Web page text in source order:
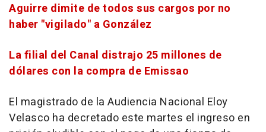
Aguirre dimite de todos sus cargos por no
haber "vigilado" a González
La filial del Canal distrajo 25 millones de
dólares con la compra de Emissao
El magistrado de la Audiencia Nacional Eloy
Velasco ha decretado este martes el ingreso en